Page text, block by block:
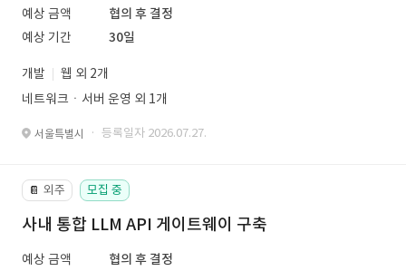
예상 금액
협의 후 결정
예상 기간
30일
개발
웹 외 2개
네트워크ㆍ서버 운영 외 1개
서울특별시 · 등록일자 2026.07.27.
📔 외주 모집 중
사내 통합 LLM API 게이트웨이 구축
예상 금액
협의 후 결정